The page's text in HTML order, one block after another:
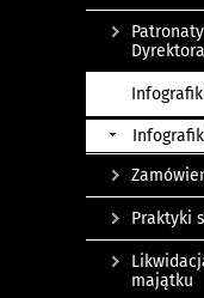
Praktyki
majątku